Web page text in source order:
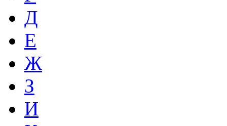
Д
Е
Ж
З
И